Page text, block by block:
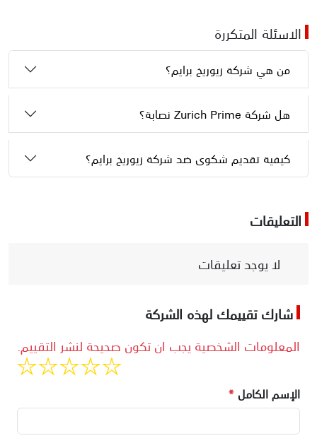
الاسئلة المتكررة
من هي شركة زيوريخ برايم؟
هل شركة Zurich Prime نصابة؟
كيفية تقديم شكوى ضد شركة زيوريخ برايم؟
التعليقات
لا يوجد تعليقات
شارك تقييمك لهذه الشركة
المعلومات الشخصية يجب ان تكون صحيحة لنشر التقييم.
الإسم الكامل *